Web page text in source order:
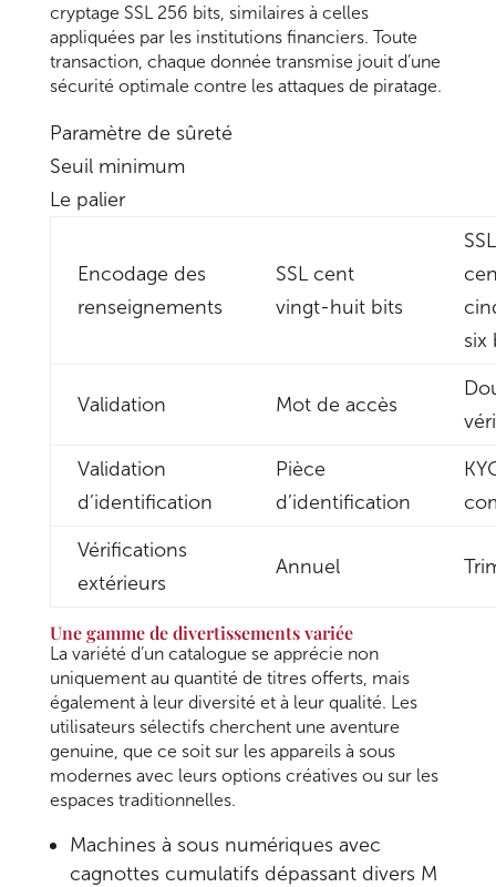
cryptage SSL 256 bits, similaires à celles
appliquées par les institutions financiers. Toute
transaction, chaque donnée transmise jouit d’une
sécurité optimale contre les attaques de piratage.
Paramètre de sûreté
Seuil minimum
Le palier
Encodage des
renseignements
SSL cent
vingt-huit bits
six
Validation Mot de accès
Validation
d’identification
Pièce
d’identification
Vérifications
extérieurs
Annuel
Une gamme de divertissements variée
La variété d’un catalogue se apprécie non
uniquement au quantité de titres offerts, mais
également à leur diversité et à leur qualité. Les
utilisateurs sélectifs cherchent une aventure
genuine, que ce soit sur les appareils à sous
modernes avec leurs options créatives ou sur les
espaces traditionnelles.
Machines à sous numériques avec
cagnottes cumulatifs dépassant divers M